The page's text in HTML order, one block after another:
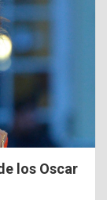
los Oscar